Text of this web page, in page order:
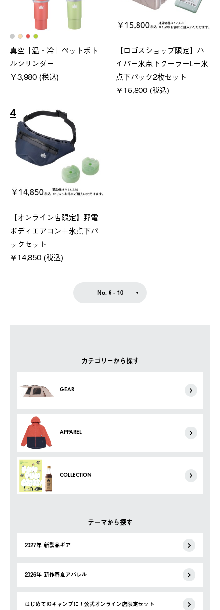
カテゴリーから探す
GEAR
APPAREL
COLLECTION
テーマから探す
2027年 新製品ギア
2026年 新作春夏アパレル
はじめてのキャンプに！公式オンライン店限定セット
真空「温・冷」ペットボト
ルシリンダー
￥3,980 (税込)
【ロゴスショップ限定】ハ
イパー氷点下クーラーL＋氷
点下パック2枚セット
￥15,800 (税込)
4
【オンライン店限定】野電
ボディエアコン＋氷点下パ
ックセット
￥14,850 (税込)
No. 6 - 10